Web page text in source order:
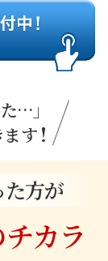
…」
す !
方が
カラ